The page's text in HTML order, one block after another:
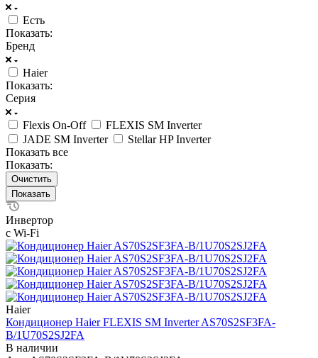
Есть
Показать:
Бренд
Haier
Показать:
Серия
Flexis On-Off
FLEXIS SM Inverter
JADE SM Inverter
Stellar HP Inverter
Показать все
Показать:
Очистить
Инвертор
с Wi-Fi
Haier
Кондиционер Haier FLEXIS SM Inverter AS70S2SF3FA-
B/1U70S2SJ2FA
В наличии